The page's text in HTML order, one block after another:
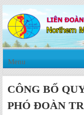
Menu
CÔNG BỐ
PHÓ ĐOÀN